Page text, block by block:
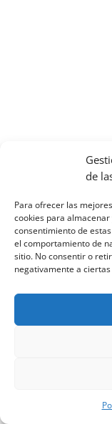
de
Para ofrecer las
cookies para
consentimiento de
el comportamiento de
sitio. No consentir o
negativamente a